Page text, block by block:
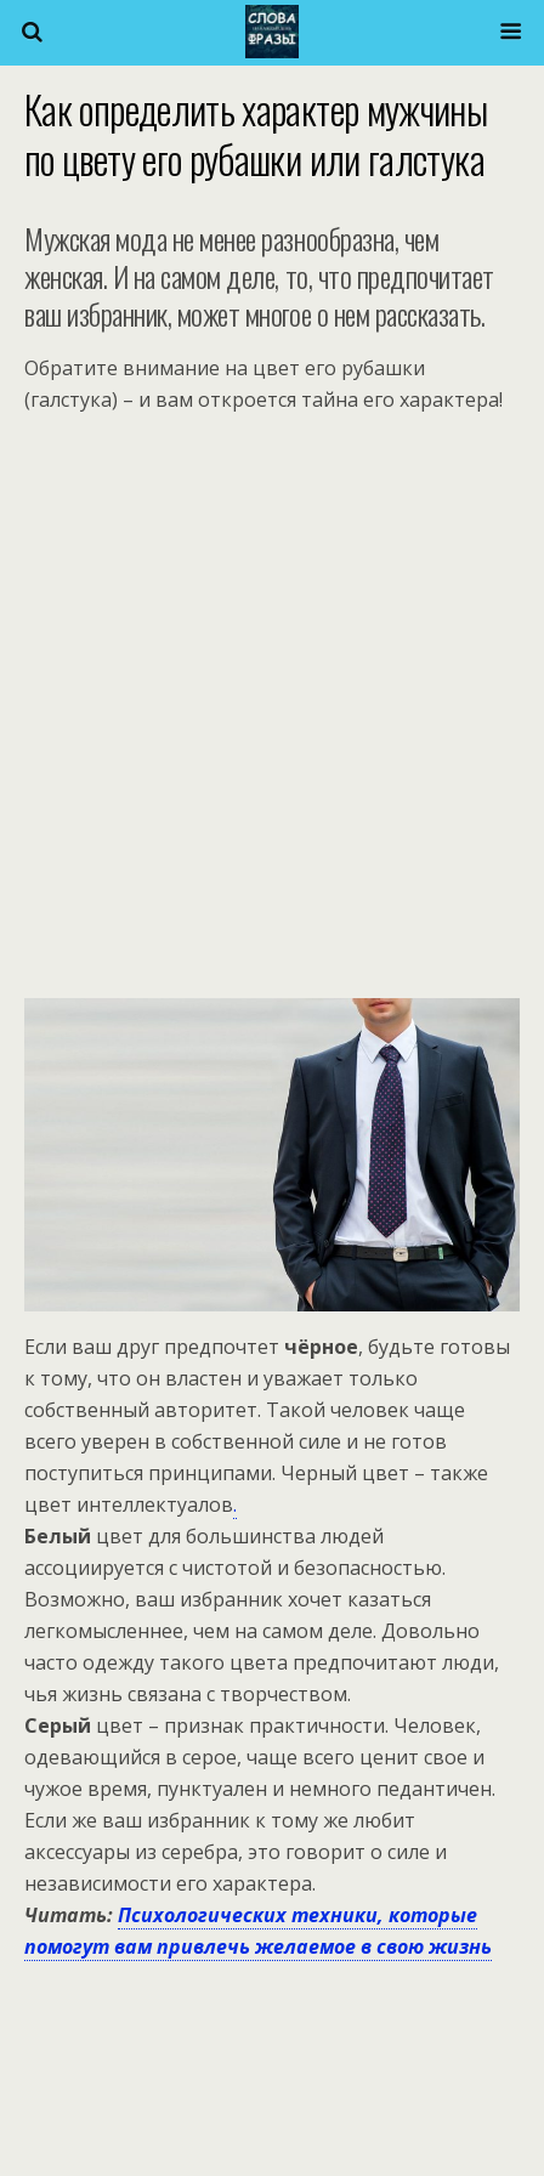
Как определить характер мужчины
по цвету его рубашки или галстука
Мужская мода не менее разнообразна, чем
женская. И на самом деле, то, что предпочитает
ваш избранник, может многое о нем рассказать.
Обратите внимание на цвет его рубашки
(галстука) – и вам откроется тайна его характера!
Если ваш друг предпочтет чёрное, будьте готовы
к тому, что он властен и уважает только
собственный авторитет. Такой человек чаще
всего уверен в собственной силе и не готов
поступиться принципами. Черный цвет – также
цвет интеллектуалов.
Белый цвет для большинства людей
ассоциируется с чистотой и безопасностью.
Возможно, ваш избранник хочет казаться
легкомысленнее, чем на самом деле. Довольно
часто одежду такого цвета предпочитают люди,
чья жизнь связана с творчеством.
Серый цвет – признак практичности. Человек,
одевающийся в серое, чаще всего ценит свое и
чужое время, пунктуален и немного педантичен.
Если же ваш избранник к тому же любит
аксессуары из серебра, это говорит о силе и
независимости его характера.
Читать:Психологических техники, которые
помогут вам привлечь желаемое в свою жизнь